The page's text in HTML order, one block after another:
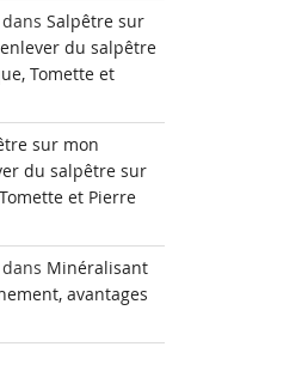
dans Salpêtre sur
du salpêtre
Tomette et
sur mon
du salpêtre sur
et Pierre
dans Minéralisant
avantages